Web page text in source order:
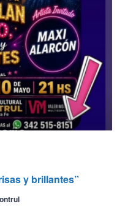
y brillantes”